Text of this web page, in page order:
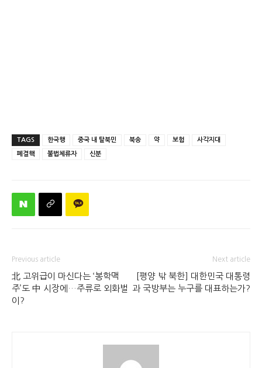
TAGS 한국행 중국 내 탈북민 북송 약 보험 사각지대
폐결핵 불법체류자 신분
Previous article
北 고위급이 마신다는 ‘봉학맥
주’도 中 시장에…주류로 외화벌
이?
Next article
[평양 밖 북한] 대한민국 대통령
과 국방부는 누구를 대표하는가?